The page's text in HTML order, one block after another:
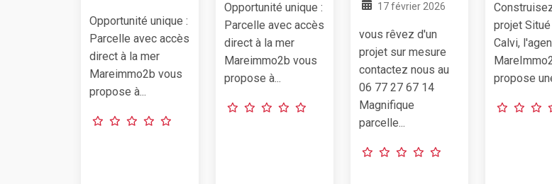
Opportunité unique :
Parcelle avec accès
direct à la mer
Mareimmo2b vous
propose à...
Opportunité unique :
Parcelle avec accès
direct à la mer
Mareimmo2b vous
propose à...
17 février 2026
vous rêvez d'un
projet sur mesure
contactez nous au
06 77 27 67 14
Magnifique
parcelle...
projet
Calvi,
propose